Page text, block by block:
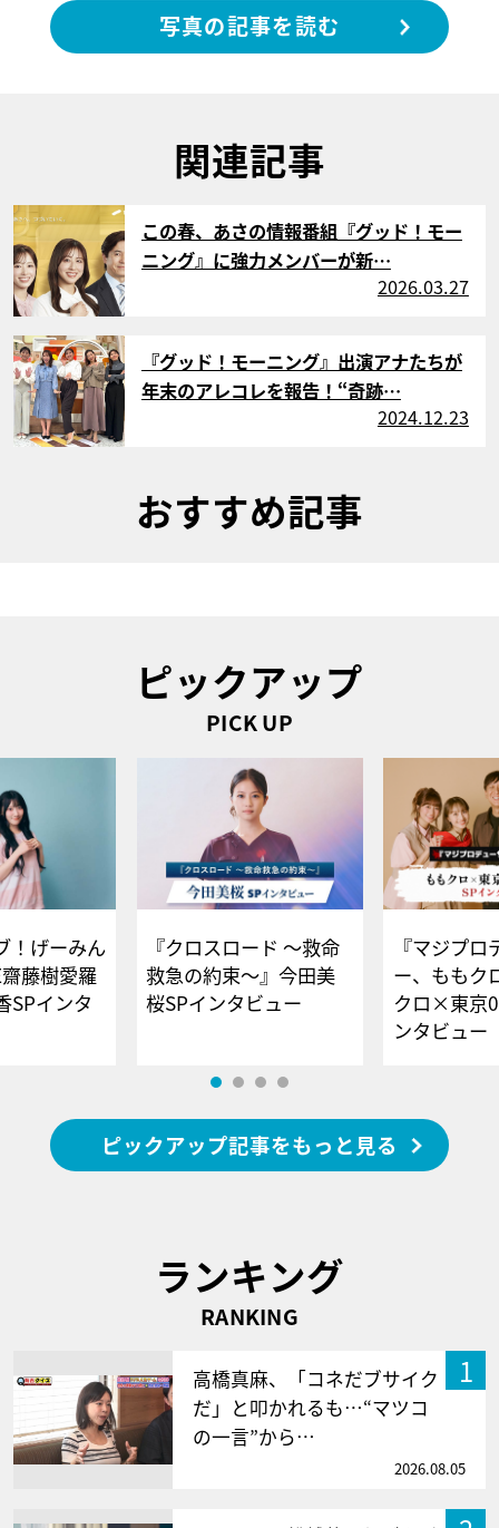
写真の記事を読む
関連記事
サムネイル
この春、あさの情報番組『グッド！モー
ニング』に強力メンバーが新…
2026.03.27
サムネイル
『グッド！モーニング』出演アナたちが
年末のアレコレを報告！“奇跡…
2024.12.23
おすすめ記事
ピックアップ
PICK UP
！げーみん
藤樹愛羅
SPインタ
『クロスロード ～救命
救急の約束～』今田美
桜SPインタビュー
『マジプロ
ー、ももク
クロ×東京
ンタビュー
ピックアップ記事をもっと見る
ランキング
RANKING
1
高橋真麻、「コネだブサイク
だ」と叩かれるも…“マツコ
の一言”から…
2026.08.05